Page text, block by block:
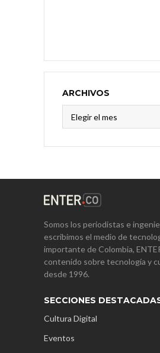
ARCHIVOS
Somos los periodistas e
escribimos el medio de
importante de Colombia,
contenido sobre tecnología y
desde 1996.
SECCIONES
Cultura Digital
Eventos